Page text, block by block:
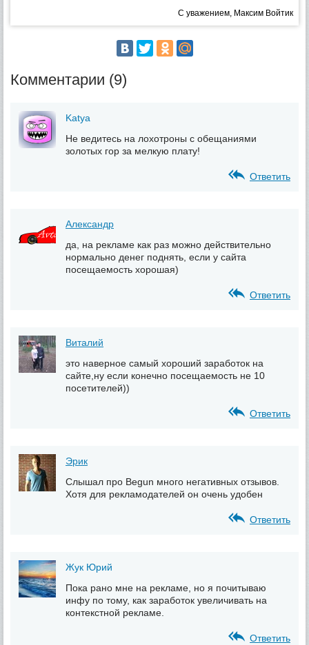
С уважением, Максим Войтик
Комментарии (9)
Katya
Не ведитесь на лохотроны с обещаниями
золотых гор за мелкую плату!
Ответить
Александр
да, на рекламе как раз можно действительно
нормально денег поднять, если у сайта
посещаемость хорошая)
Ответить
Виталий
это наверное самый хороший заработок на
сайте,ну если конечно посещаемость не 10
посетителей))
Ответить
Эрик
Слышал про Begun много негативных отзывов.
Хотя для рекламодателей он очень удобен
Ответить
Жук Юрий
Пока рано мне на рекламе, но я почитываю
инфу по тому, как заработок увеличивать на
контекстной рекламе.
Ответить